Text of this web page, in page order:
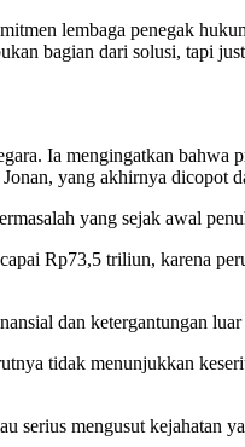
lembaga penegak
bagian dari solusi, tapi
Ia mengingatkan
yang akhirnya dicopot
yang sejak awal
Rp73,5 triliun, karena
dan ketergantungan luar
tidak menunjukkan
mengusut kejahatan